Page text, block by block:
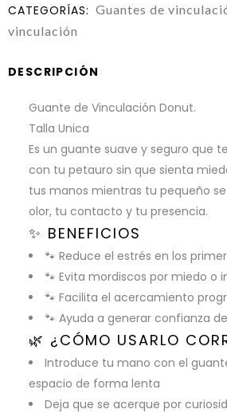
CATEGORÍAS: Guantes de
vinculación
DESCRIPCIÓN
Guante de Vinculación Donut.
Talla Unica
Es un guante suave y seguro que
con tu petauro sin que sienta
tus manos mientras tu pequeño
olor, tu contacto y tu presencia.
✨ BENEFICIOS
🐾 Reduce el estrés en los
🐾 Evita mordiscos por miedo o
🐾 Facilita el acercamiento
🐾 Ayuda a generar confianza
🌿 ¿CÓMO USARLO
Introduce tu mano con el
espacio de forma lenta
Deja que se acerque por